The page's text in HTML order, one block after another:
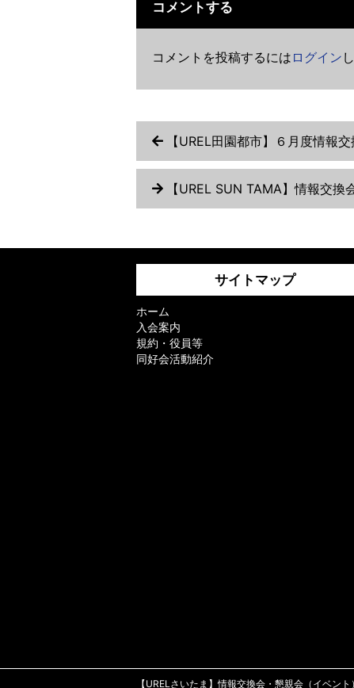
コメントする
コメントを投稿するには ログイン
【UREL田園都市】６月度情報
【UREL SUN TAMA】情報交
サイトマップ
ホーム
入会案内
規約・役員等
同好会活動紹介
【URELさいたま】情報交換会・懇親会（イベ